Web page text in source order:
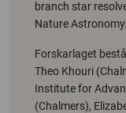
branch star
Nature Astronomy.
Forskarlaget
Theo Khouri
Institute for
(Chalmers),